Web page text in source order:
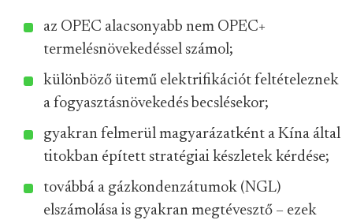
az OPEC alacsonyabb nem OPEC+
termelésnövekedéssel számol;
különböző ütemű elektrifikációt feltételeznek
a fogyasztásnövekedés becslésekor;
gyakran felmerül magyarázatként a Kína által
titokban épített stratégiai készletek kérdése;
továbbá a gázkondenzátumok (NGL)
elszámolása is gyakran megtévesztő – ezek